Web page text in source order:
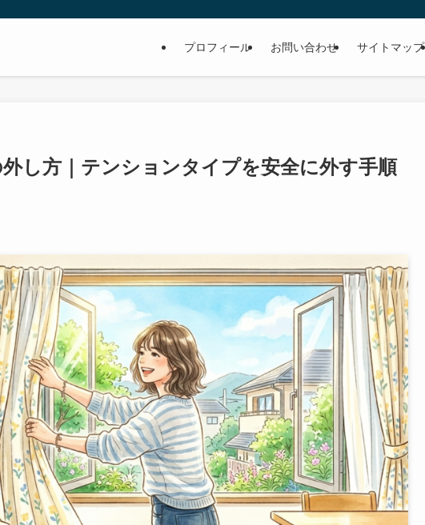
プロフィール お問い合わせ サイトマップ
し方｜テンションタイプを安全に外す手順